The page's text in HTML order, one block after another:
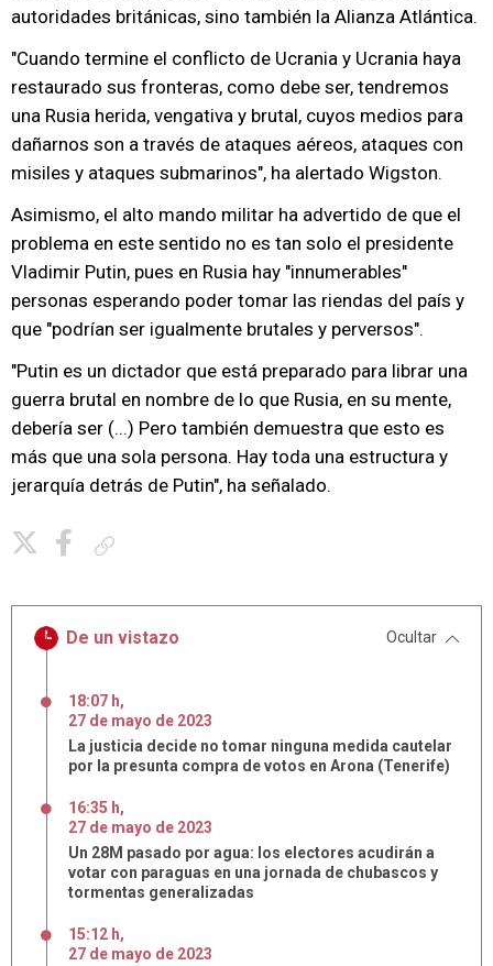
autoridades británicas, sino también la Alianza Atlántica.
"Cuando termine el conflicto de Ucrania y Ucrania haya
restaurado sus fronteras, como debe ser, tendremos
una Rusia herida, vengativa y brutal, cuyos medios para
dañarnos son a través de ataques aéreos, ataques con
misiles y ataques submarinos", ha alertado Wigston.
Asimismo, el alto mando militar ha advertido de que el
problema en este sentido no es tan solo el presidente
Vladimir Putin, pues en Rusia hay "innumerables"
personas esperando poder tomar las riendas del país y
que "podrían ser igualmente brutales y perversos".
"Putin es un dictador que está preparado para librar una
guerra brutal en nombre de lo que Rusia, en su mente,
debería ser (...) Pero también demuestra que esto es
más que una sola persona. Hay toda una estructura y
jerarquía detrás de Putin", ha señalado.
De un vistazo Ocultar
18:07 h,
27 de mayo de 2023
La justicia decide no tomar ninguna medida cautelar
por la presunta compra de votos en Arona (Tenerife)
16:35 h,
27 de mayo de 2023
Un 28M pasado por agua: los electores acudirán a
votar con paraguas en una jornada de chubascos y
tormentas generalizadas
15:12 h,
27 de mayo de 2023